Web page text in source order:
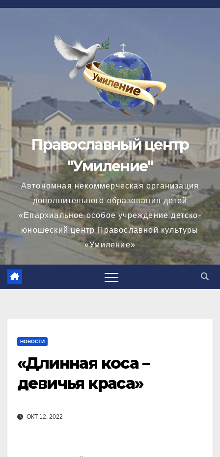
Перейти
Православный центр
"Умиление"
Автономная некоммерческая организация
дополнительного образования детей
«Епархиальное особое учреждение детско-
юношеский центр Православной культуры
«Умиление»
НОВОСТИ
«Длинная коса –
девичья краса»
ОКТ 12, 2022